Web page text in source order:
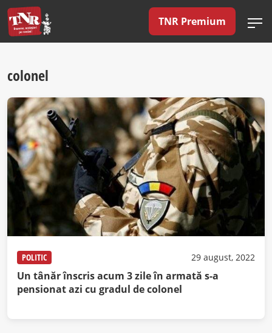
TNR Premium
colonel
POLITIC 29 august, 2022
Un tânăr înscris acum 3 zile în armată s-a
pensionat azi cu gradul de colonel